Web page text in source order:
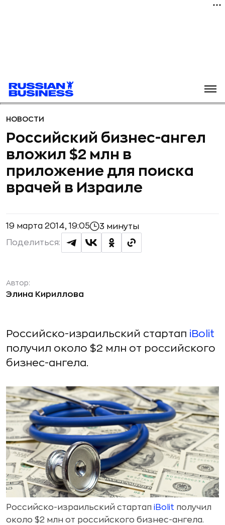
НОВОСТИ
Российский бизнес-ангел
вложил $2 млн в
приложение для поиска
врачей в Израиле
19 марта 2014, 19:05 3 минуты
Поделиться:
Автор:
Элина Кириллова
Российско-израильский стартап iBolit
получил около $2 млн от российского
бизнес-ангела.
Российско-израильский стартап iBolit получил
около $2 млн от российского бизнес-ангела.